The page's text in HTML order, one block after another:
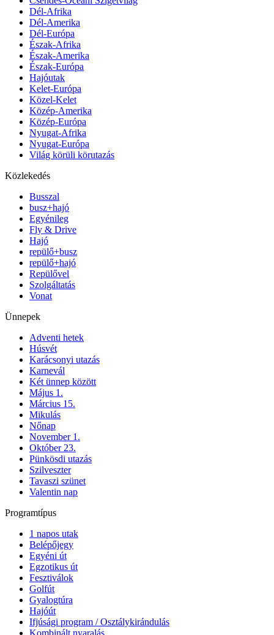
Dél-Afrika
Dél-Amerika
Dél-Európa
Észak-Afrika
Észak-Amerika
Észak-Európa
Hajóutak
Kelet-Európa
Közel-Kelet
Közép-Amerika
Közép-Európa
Nyugat-Afrika
Nyugat-Európa
Világ körüli körutazás
Közlekedés
Busszal
busz+hajó
Egyénileg
Fly & Drive
Hajó
repülő+busz
repülő+hajó
Repülővel
Szolgáltatás
Vonat
Ünnepek
Adventi hetek
Húsvét
Karácsonyi utazás
Karnevál
Két ünnep között
Május 1.
Március 15.
Mikulás
Nőnap
November 1.
Október 23.
Pünkösdi utazás
Szilveszter
Tavaszi szünet
Valentin nap
Programtípus
1 napos utak
Belépőjegy
Egyéni út
Egzotikus út
Fesztiválok
Golfút
Gyalogtúra
Hajóút
Ifjúsági program / Osztálykirándulás
Kombinált nyaralás